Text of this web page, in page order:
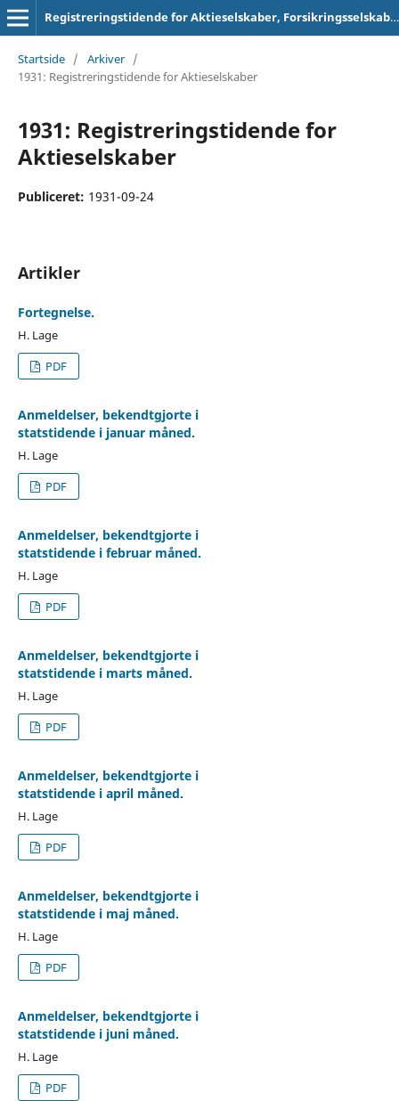
Registreringstidende for Aktieselskaber, Forsikringsselskaber og Foreninger
Startside / Arkiver /
1931: Registreringstidende for Aktieselskaber
1931: Registreringstidende for
Aktieselskaber
Publiceret: 1931-09-24
Artikler
Fortegnelse.
H. Lage
PDF
Anmeldelser, bekendtgjorte i
statstidende i januar måned.
H. Lage
PDF
Anmeldelser, bekendtgjorte i
statstidende i februar måned.
H. Lage
PDF
Anmeldelser, bekendtgjorte i
statstidende i marts måned.
H. Lage
PDF
Anmeldelser, bekendtgjorte i
statstidende i april måned.
H. Lage
PDF
Anmeldelser, bekendtgjorte i
statstidende i maj måned.
H. Lage
PDF
Anmeldelser, bekendtgjorte i
statstidende i juni måned.
H. Lage
PDF